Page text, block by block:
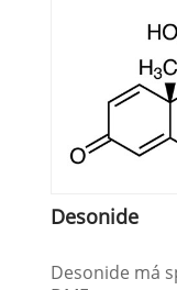
Desonide
Desonide má